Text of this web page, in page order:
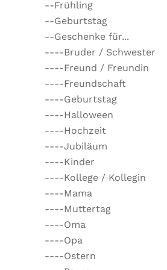
--Frühling
--Geburtstag
--Geschenke für...
----Bruder / Schwester
----Freund / Freundin
----Freundschaft
----Geburtstag
----Halloween
----Hochzeit
----Jubiläum
----Kinder
----Kollege / Kollegin
----Mama
----Muttertag
----Oma
----Opa
----Ostern